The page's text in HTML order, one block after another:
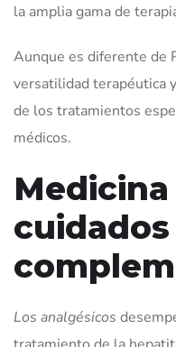
la amplia gama de
Aunque es diferente de
versatilidad terapéutica
de los tratamientos
médicos.
cuidados
Los analgésicos